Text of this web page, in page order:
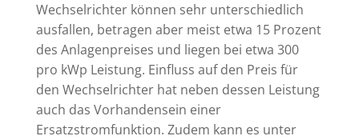
Wechselrichter können sehr unterschiedlich
ausfallen, betragen aber meist etwa 15 Prozent
des Anlagenpreises und liegen bei etwa 300
pro kWp Leistung. Einfluss auf den Preis für
den Wechselrichter hat neben dessen Leistung
auch das Vorhandensein einer
Ersatzstromfunktion. Zudem kann es unter